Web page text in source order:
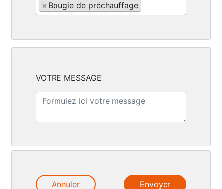
× Bougie de préchauffage
VOTRE MESSAGE
Annuler